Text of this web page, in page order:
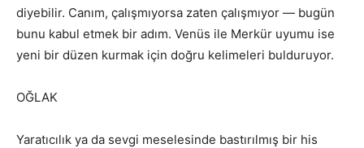
diyebilir. Canım, çalışmıyorsa zaten çalışmıyor — bugün
bunu kabul etmek bir adım. Venüs ile Merkür uyumu ise
yeni bir düzen kurmak için doğru kelimeleri bulduruyor.
OĞLAK
Yaratıcılık ya da sevgi meselesinde bastırılmış bir his